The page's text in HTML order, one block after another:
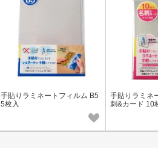
手貼りラミネートフィルム B5
5枚入
手貼りラミネ
刺&カード 10